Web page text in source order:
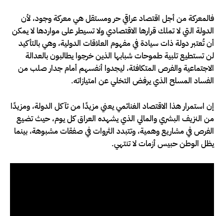
فالمعركة من أجل اقتصاد عراقي حر ومستقل هي معركة وجود، لأن
الدولة التي لا تملك قرارها الاقتصادي ولا تسيطر على مواردها لا يمكن
أن تُعتبر دولة ذات سيادة في مفهوم العلاقات الدولية، وهي بالتأكيد
لن تستطيع تلبية طموحات شبابها الذين خرجوا يطالبون بالعدالة
الاجتماعية والفرص المتكافئة، ليجدوا أنفسهم أمام جدار صلب من
الفساد المسلح الذي يرفض التخلي عن امتيازاته.
إن استمرار هذا الاقتصاد الغنائمي يعني مزيدًا من تآكل الدولة، ومزيدًا
من النزيف البشري والمالي الذي يشهده العراق كل يوم، حيث تضيع
الفرص في مشاريع وهمية، وتتبدد الثروات في صفقات مشبوهة، بينما
يظل الوطن حبيس أزمات لا تنتهي.